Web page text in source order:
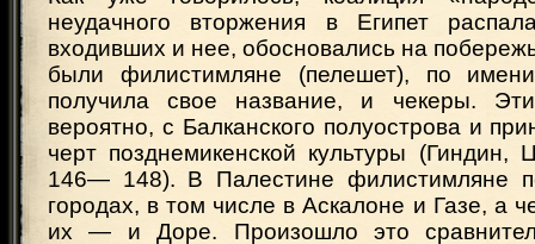
неудачного вторжения в Египет
входивших и нее, обосновались на
были филистимляне (пелешет), по
получила свое название, и чекеры.
вероятно, с Балканского полуострова и
черт позднемикенской культуры (Гиндин,
146— 148). В Палестине филистимляне
городах, в том числе в Аскалоне и Газе, а
их — и Доре. Произошло это